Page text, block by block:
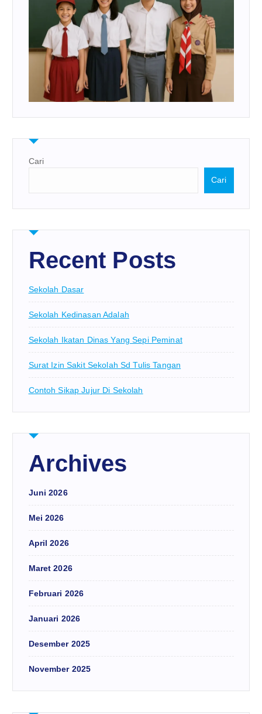
Cari
Cari
Recent Posts
Sekolah Dasar
Sekolah Kedinasan Adalah
Sekolah Ikatan Dinas Yang Sepi Peminat
Surat Izin Sakit Sekolah Sd Tulis Tangan
Contoh Sikap Jujur Di Sekolah
Archives
Juni 2026
Mei 2026
April 2026
Maret 2026
Februari 2026
Januari 2026
Desember 2025
November 2025